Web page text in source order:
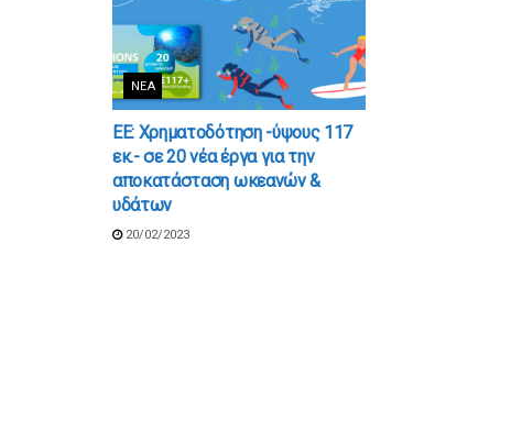
ΝΈΑ
ΕΕ: Χρηματοδότηση -ύψους 117
εκ.- σε 20 νέα έργα για την
αποκατάσταση ωκεανών &
υδάτων
20/02/2023